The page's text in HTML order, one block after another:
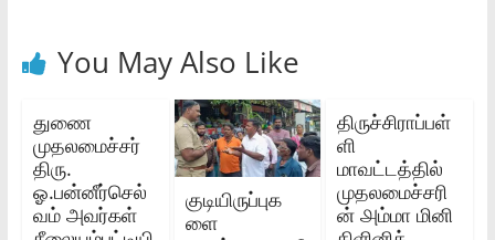
You May Also Like
துணை
முதலமைச்சர்
திரு.
ஓ.பன்னீர்செல்
வம் அவர்கள்
குடியிருப்புக
ளை
திருச்சிராப்பள்
ளி
மாவட்டத்தில்‌
முதலமைச்சரி
ன்‌ ௮ம்மா மினி